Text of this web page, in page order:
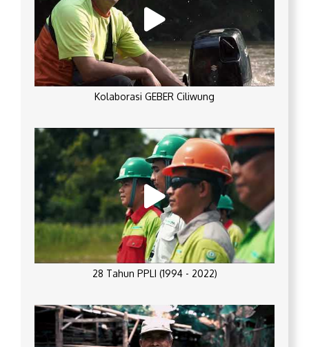
Kolaborasi GEBER Ciliwung
28 Tahun PPLI (1994 - 2022)